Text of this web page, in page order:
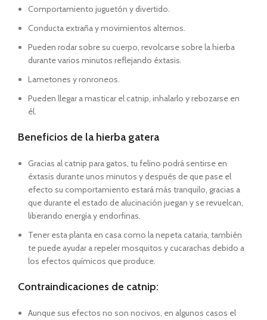
Comportamiento juguetón y divertido.
Conducta extraña y movimientos alternos.
Pueden rodar sobre su cuerpo, revolcarse sobre la hierba
durante varios minutos reflejando éxtasis.
Lametones y ronroneos.
Pueden llegar a masticar el catnip, inhalarlo y rebozarse en
él.
Beneficios de la hierba gatera
Gracias al catnip para gatos, tu felino podrá sentirse en
éxtasis durante unos minutos y después de que pase el
efecto su comportamiento estará más tranquilo, gracias a
que durante el estado de alucinación juegan y se revuelcan,
liberando energía y endorfinas.
Tener esta planta en casa como la nepeta cataria, también
te puede ayudar a repeler mosquitos y cucarachas debido a
los efectos químicos que produce.
Contraindicaciones de catnip:
Aunque sus efectos no son nocivos, en algunos casos el